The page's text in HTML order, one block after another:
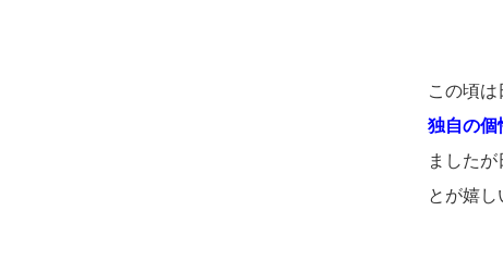
この頃
独自の個
ました
とが嬉し